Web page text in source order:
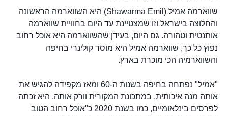
שווארמה אמיל (Shawarma Emil) היא השווארמה הראשונה
והחלוצה בישראל וזו שמצטיינת עד היום בחוויית שווארמה
אותנטית וטהורה. גם היום, בעידן שהשווארמה היא אוכל רחוב
נפוץ כל כך, שווארמה אמיל היא מוסד קולינרי בחיפה
והשווארמיה הכי מוכרת בארץ.
"אמיל" נפתחה בחיפה בשנות ה-60 ומאז מקפידה להגיש את
אותה מנה איכותית, במתכונת המקורית וורק אותה. היא זכתה
לפרסים בינלאומיים, כמו בשנת 2020 כ"אוכל רחוב הטוב